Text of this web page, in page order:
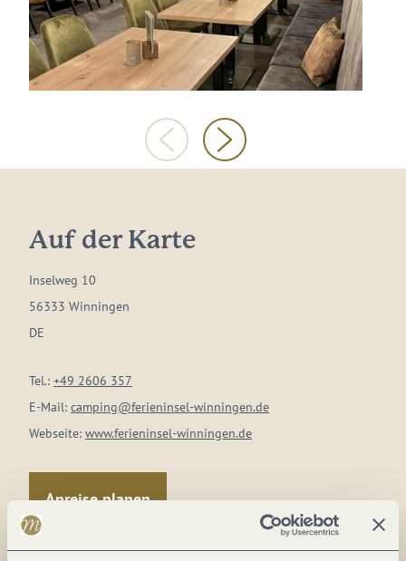
Auf der Karte
Inselweg 10
56333 Winningen
DE
Tel.: +49 2606 357
E-Mail: camping@ferieninsel-winningen.de
Webseite: www.ferieninsel-winningen.de
Anreise planen